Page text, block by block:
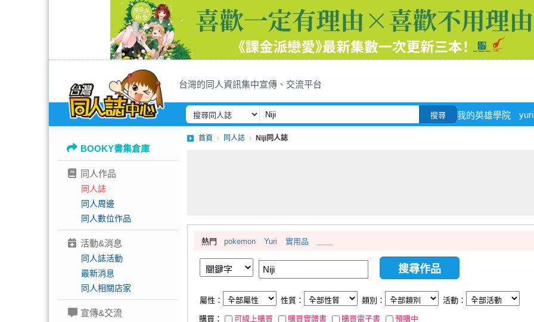
台灣的同人資訊集中宣傳、交流平台
搜尋 我的英雄學院 yuri
BOOKY書集倉庫
同人作品
同人誌
同人周邊
同人數位作品
活動&消息
同人誌活動
最新消息
同人相關店家
宣傳&交流
首頁 同人誌 Niji同人誌
熱門 pokemon Yuri 實用品
屬性： 性質： 類別： 活動：
購買： 可線上購買 購買實體書 購買電子書
預購中